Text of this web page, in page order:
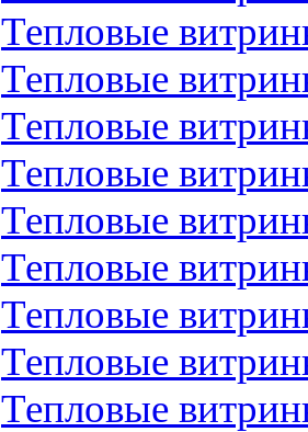
Тепловые
Тепловые
Тепловые
Тепловые
Тепловые
Тепловые
Тепловые
Тепловые
Тепловые